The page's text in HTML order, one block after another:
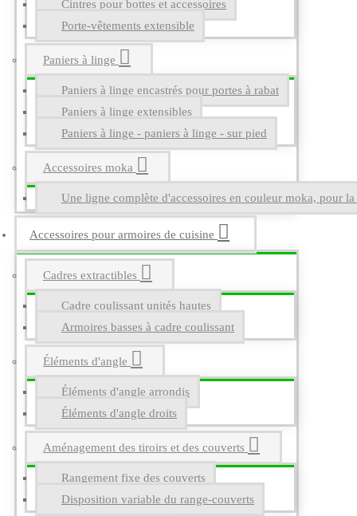
Cintres pour bottes et accessoires
Porte-vêtements extensible
Paniers à linge
Paniers à linge encastrés pour portes à rabat
Paniers à linge extensibles
Paniers à linge - paniers à linge - sur pied
Accessoires moka
Une ligne complète d'accessoires en couleur moka, pour
Accessoires pour armoires de cuisine
Cadres extractibles
Cadre coulissant unités hautes
Armoires basses à cadre coulissant
Éléments d'angle
Éléments d'angle arrondis
Éléments d'angle droits
Aménagement des tiroirs et des couverts
Rangement fixe des couverts
Disposition variable du range-couverts